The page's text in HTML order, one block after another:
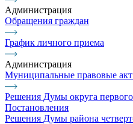
Администрация
Обращения граждан
График личного приема
Администрация
Муниципальные правовые
Решения Думы округа
Постановления
Решения Думы района